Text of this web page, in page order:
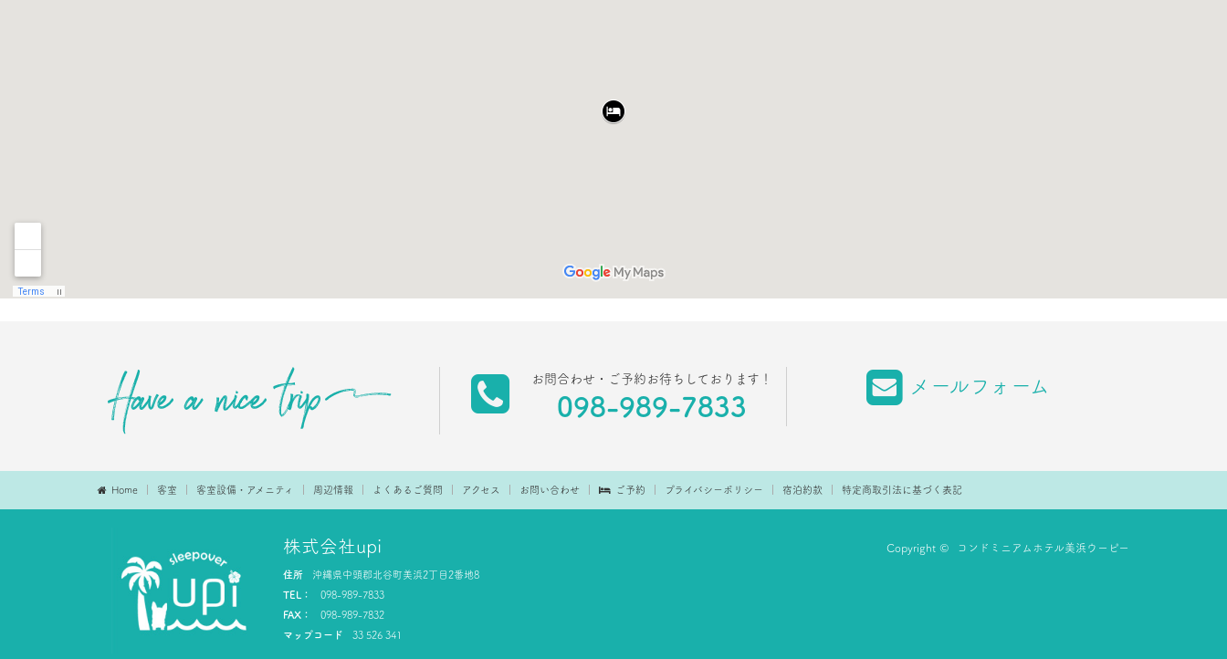
お問合わせ・ご予約お待ちしております！
098-989-7833
メールフォーム
Home 客室 客室設備・アメニティ 周辺情報 よくあるご質問 アクセス お問い合わせ ご予約 プライバシーポリシー 宿泊約款 特定商取引法に基づく表記
株式会社upi
住所
沖縄県中頭郡北谷町美浜2丁目2番地8
TEL：
098-989-7833
FAX：
098-989-7832
マップコード
33 526 341
Copyright © コンドミニアムホテル美浜ウーピー